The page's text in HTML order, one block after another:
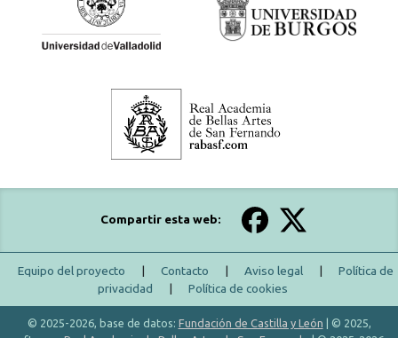
Compartir esta web:
Equipo del proyecto | Contacto | Aviso legal |
Política de
privacidad
| Política de cookies
© 2025-2026, base de datos: Fundación de Castilla y León | © 2025,